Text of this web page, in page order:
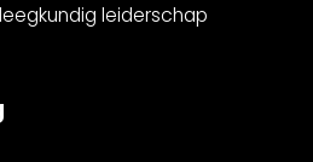
leiderschap